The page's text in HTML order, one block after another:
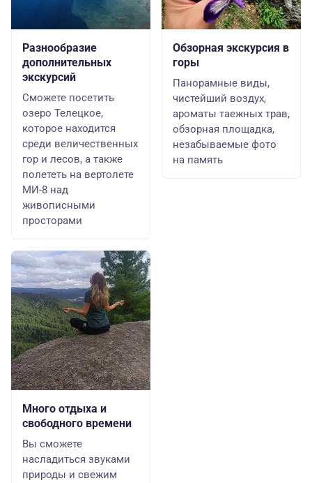
Разнообразие
дополнительных
экскурсий
Сможете посетить
озеро Телецкое,
которое находится
среди величественных
гор и лесов, а также
полететь на вертолете
МИ-8 над
живописными
просторами
Много отдыха и
свободного времени
Вы сможете
насладиться звуками
природы и свежим
Обзорная экскурсия в
горы
Панорамные виды,
чистейший воздух,
ароматы таежных трав,
обзорная площадка,
незабываемые фото
на память